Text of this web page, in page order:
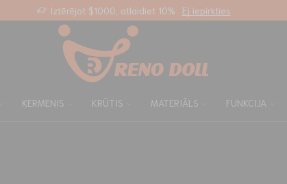
Bezmaksas standarta piegāde visiem pasūtījumiem Pielāgota saite
ĶERMENIS KRŪTIS MATERIĀLS FUNKCIJA